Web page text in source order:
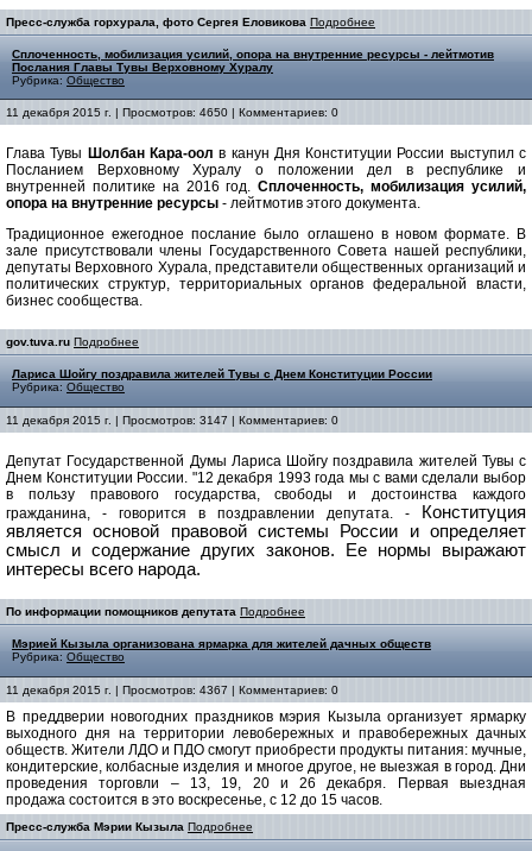
Пресс-служба горхурала, фото Сергея Еловикова Подробнее
Сплоченность, мобилизация усилий, опора на внутренние ресурсы - лейтмотив
Послания Главы Тувы Верховному Хуралу
Рубрика: Общество
11 декабря 2015 г. | Просмотров: 4650 | Комментариев: 0
Глава Тувы Шолбан Кара-оол в канун Дня Конституции России выступил с
Посланием Верховному Хуралу о положении дел в республике и
внутренней политике на 2016 год.Сплоченность, мобилизация усилий,
опора на внутренние ресурсы - лейтмотив этого документа.
Традиционное ежегодное послание было оглашено в новом формате. В
зале присутствовали члены Государственного Совета нашей республики,
депутаты Верховного Хурала, представители общественных организаций и
политических структур, территориальных органов федеральной власти,
бизнес сообщества.
gov.tuva.ru Подробнее
Лариса Шойгу поздравила жителей Тувы с Днем Конституции России
Рубрика: Общество
11 декабря 2015 г. | Просмотров: 3147 | Комментариев: 0
Депутат Государственной Думы Лариса Шойгу поздравила жителей Тувы с
Днем Конституции России. "12 декабря 1993 года мы с вами сделали выбор
в пользу правового государства, свободы и достоинства каждого
гражданина, - говорится в поздравлении депутата. -
Конституция
является основой правовой системы России и определяет
смысл и содержание других законов. Ее нормы выражают
интересы всего народа.
По информации помощников депутата Подробнее
Мэрией Кызыла организована ярмарка для жителей дачных обществ
Рубрика: Общество
11 декабря 2015 г. | Просмотров: 4367 | Комментариев: 0
В преддверии новогодних праздников мэрия Кызыла организует ярмарку
выходного дня на территории левобережных и правобережных дачных
обществ. Жители ЛДО и ПДО смогут приобрести продукты питания: мучные,
кондитерские, колбасные изделия и многое другое, не выезжая в город. Дни
проведения торговли – 13, 19, 20 и 26 декабря. Первая выездная
продажа состоится в это воскресенье, с 12 до 15 часов.
Пресс-служба Мэрии Кызыла Подробнее